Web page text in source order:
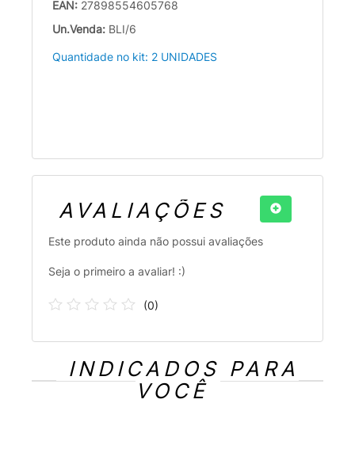
EAN: 27898554605768
Un.Venda: BLI/6
Quantidade no kit: 2 UNIDADES
AVALIAÇÕES
Este produto ainda não possui avaliações
Seja o primeiro a avaliar! :)
(0)
INDICADOS PARA
VOCÊ